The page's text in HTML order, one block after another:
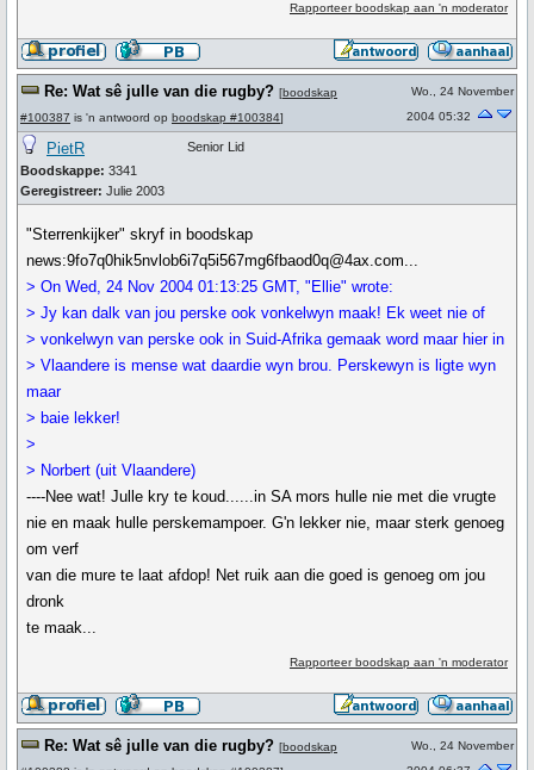
Rapporteer boodskap aan 'n moderator
Re: Wat sê julle van die rugby? [boodskap
#100387 is 'n antwoord op boodskap #100384]
Wo., 24 November
2004 05:32
PietR
Boodskappe: 3341
Geregistreer: Julie 2003
Senior Lid
"Sterrenkijker" skryf in boodskap
news:9fo7q0hik5nvlob6i7q5i567mg6fbaod0q@4ax.com...
> On Wed, 24 Nov 2004 01:13:25 GMT, "Ellie" wrote:
> Jy kan dalk van jou perske ook vonkelwyn maak! Ek weet nie of
> vonkelwyn van perske ook in Suid-Afrika gemaak word maar hier in
> Vlaandere is mense wat daardie wyn brou. Perskewyn is ligte wyn
maar
> baie lekker!
>
> Norbert (uit Vlaandere)
----Nee wat! Julle kry te koud......in SA mors hulle nie met die vrugte
nie en maak hulle perskemampoer. G'n lekker nie, maar sterk genoeg
om verf
van die mure te laat afdop! Net ruik aan die goed is genoeg om jou
dronk
te maak...
Rapporteer boodskap aan 'n moderator
Re: Wat sê julle van die rugby? [boodskap
Wo., 24 November